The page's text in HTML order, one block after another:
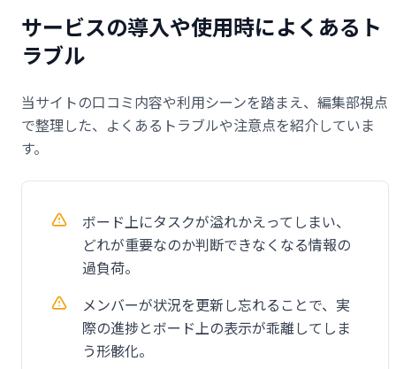
サービスの導入や使用時によくあるト
ラブル
当サイトの口コミ内容や利用シーンを踏まえ、編集部視点
で整理した、よくあるトラブルや注意点を紹介していま
す。
ボード上にタスクが溢れかえってしまい、
どれが重要なのか判断できなくなる情報の
過負荷。
メンバーが状況を更新し忘れることで、実
際の進捗とボード上の表示が乖離してしま
う形骸化。